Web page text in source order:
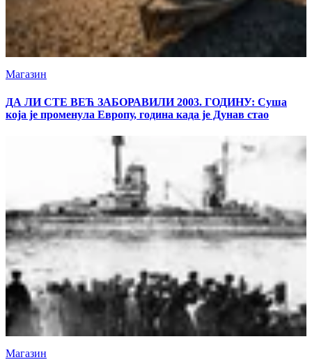
Магазин
ДА ЛИ СТЕ ВЕЋ ЗАБОРАВИЛИ 2003. ГОДИНУ: Суша
која је променула Европу, година када је Дунав стао
Магазин